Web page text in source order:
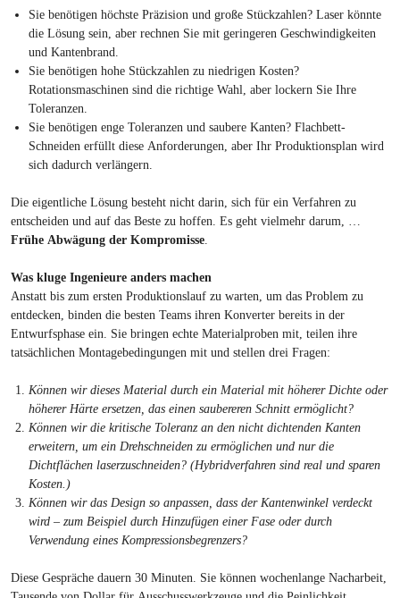
Sie benötigen höchste Präzision und große Stückzahlen? Laser könnte
die Lösung sein, aber rechnen Sie mit geringeren Geschwindigkeiten
und Kantenbrand.
Sie benötigen hohe Stückzahlen zu niedrigen Kosten?
Rotationsmaschinen sind die richtige Wahl, aber lockern Sie Ihre
Toleranzen.
Sie benötigen enge Toleranzen und saubere Kanten? Flachbett-
Schneiden erfüllt diese Anforderungen, aber Ihr Produktionsplan wird
sich dadurch verlängern.
Die eigentliche Lösung besteht nicht darin, sich für ein Verfahren zu
entscheiden und auf das Beste zu hoffen. Es geht vielmehr darum, …
Frühe Abwägung der Kompromisse
Was kluge Ingenieure anders machen
Anstatt bis zum ersten Produktionslauf zu warten, um das Problem zu
entdecken, binden die besten Teams ihren Konverter bereits in der
Entwurfsphase ein. Sie bringen echte Materialproben mit, teilen ihre
tatsächlichen Montagebedingungen mit und stellen drei Fragen:
Können wir dieses Material durch ein Material mit höherer Dichte oder
höherer Härte ersetzen, das einen saubereren Schnitt ermöglicht?
Können wir die kritische Toleranz an den nicht dichtenden Kanten
erweitern, um ein Drehschneiden zu ermöglichen und nur die
Dichtflächen laserzuschneiden? (Hybridverfahren sind real und sparen
Kosten.)
Können wir das Design so anpassen, dass der Kantenwinkel verdeckt
wird – zum Beispiel durch Hinzufügen einer Fase oder durch
Verwendung eines Kompressionsbegrenzers?
Diese Gespräche dauern 30 Minuten. Sie können wochenlange Nacharbeit,